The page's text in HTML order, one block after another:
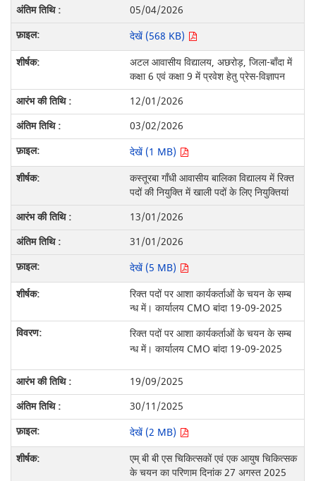
05/04/2026
देखें (568 KB)
अटल आवासीय विद्यालय, अछरोड़, जिला-बाँदा में
कक्षा 6 एवं कक्षा 9 में प्रवेश हेतु प्रेस-विज्ञापन
12/01/2026
03/02/2026
देखें (1 MB)
कस्तूरबा गाँधी आवासीय बालिका विद्यालय में रिक्त
पदों की नियुक्ति में खाली पदों के लिए नियुक्तियां
13/01/2026
31/01/2026
देखें (5 MB)
रिक्त पदों पर आशा कार्यकर्ताओं के चयन के सम्ब
न्ध में। कार्यालय CMO बांदा 19-09-2025
रिक्त पदों पर आशा कार्यकर्ताओं के चयन के सम्ब
न्ध में। कार्यालय CMO बांदा 19-09-2025
19/09/2025
30/11/2025
देखें (2 MB)
एम् बी बी एस चिकित्सकों एवं एक आयुष चिकित्सक
के चयन का परिणाम दिनांक 27 अगस्त 2025